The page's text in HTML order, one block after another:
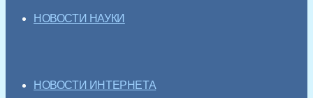
НОВОСТИ НАУКИ
НОВОСТИ ИНТЕРНЕТА